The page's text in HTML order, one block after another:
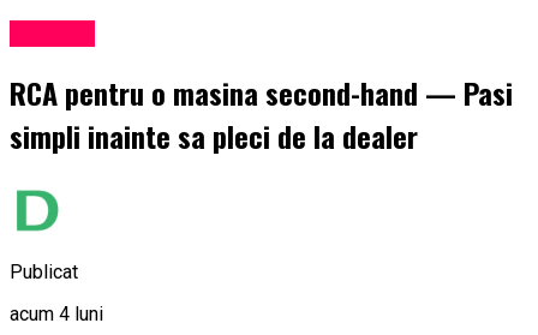
RCA pentru o masina second-hand — Pasi
simpli inainte sa pleci de la dealer
Publicat
acum 4 luni